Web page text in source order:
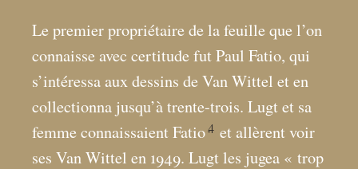
Le premier propriétaire de la feuille que l’on
connaisse avec certitude fut Paul Fatio, qui
s’intéressa aux dessins de Van Wittel et en
collectionna jusqu’à trente-trois. Lugt et sa
femme connaissaient Fatio4 et allèrent voir
ses Van Wittel en 1949. Lugt les jugea « trop